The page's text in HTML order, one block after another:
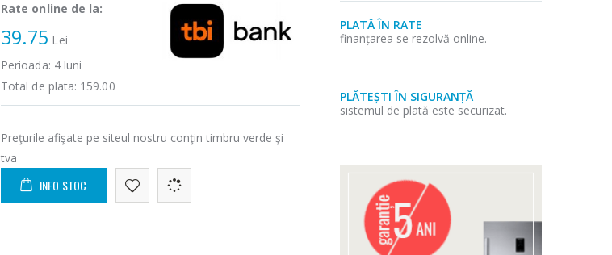
Rate online de la:
39.75 Lei
Perioada: 4luni
Total de plata: 159.00
Preţurile afişate pe siteul nostru conţin timbru verde şi
tva
INFO STOC
PLATĂ ÎN RATE
finanțarea se rezolvă online.
PLĂTEȘTI ÎN SIGURANȚĂ
sistemul de plată este securizat.